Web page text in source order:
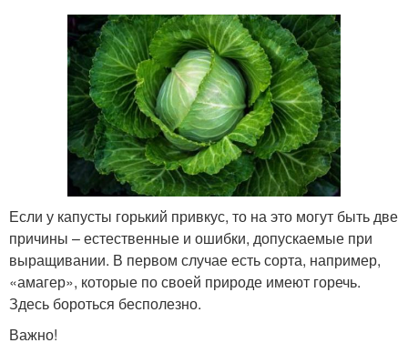
Если у капусты горький привкус, то на это могут быть две
причины – естественные и ошибки, допускаемые при
выращивании. В первом случае есть сорта, например,
«амагер», которые по своей природе имеют горечь.
Здесь бороться бесполезно.
Важно!